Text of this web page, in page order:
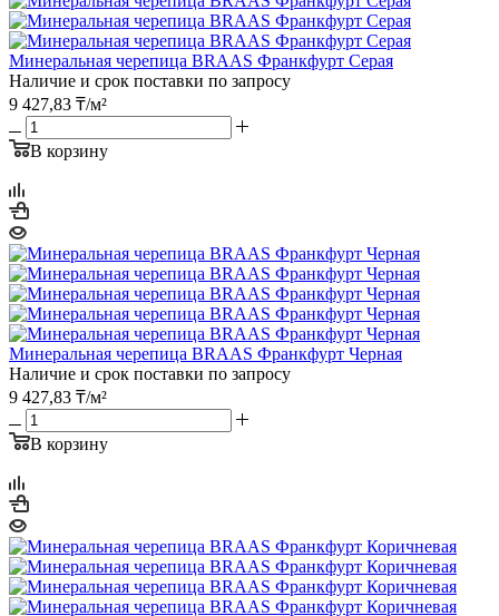
Минеральная черепица BRAAS Франкфурт Серая
Наличие и срок поставки по запросу
9 427,83 ₸/м²
В корзину
Минеральная черепица BRAAS Франкфурт Черная
Наличие и срок поставки по запросу
9 427,83 ₸/м²
В корзину